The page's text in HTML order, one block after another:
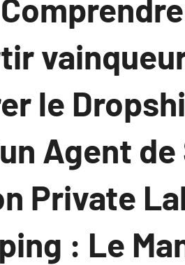
le
Agent
Private
: Le